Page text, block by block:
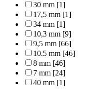
30 mm [1]
17,5 mm [1]
34 mm [1]
10,3 mm [9]
9,5 mm [66]
10.5 mm [46]
8 mm [46]
7 mm [24]
40 mm [1]